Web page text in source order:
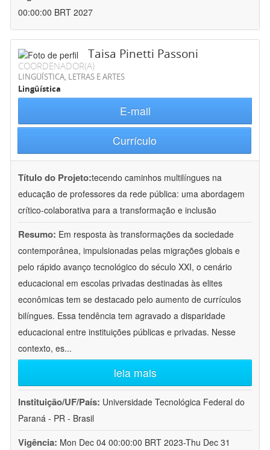
00:00:00 BRT 2027
Taisa Pinetti Passoni
COORDENADOR(A)
LINGÜÍSTICA, LETRAS E ARTES
Lingüística
E-mail
Currículo
Título do Projeto:tecendo caminhos multilíngues na
educação de professores da rede pública: uma abordagem
crítico-colaborativa para a transformação e inclusão
Resumo: Em resposta às transformações da sociedade
contemporânea, impulsionadas pelas migrações globais e
pelo rápido avanço tecnológico do século XXI, o cenário
educacional em escolas privadas destinadas às elites
econômicas tem se destacado pelo aumento de currículos
bilíngues. Essa tendência tem agravado a disparidade
educacional entre instituições públicas e privadas. Nesse
contexto, es...
leia mais
Instituição/UF/País: Universidade Tecnológica Federal do
Paraná - PR - Brasil
Vigência: Mon Dec 04 00:00:00 BRT 2023-Thu Dec 31